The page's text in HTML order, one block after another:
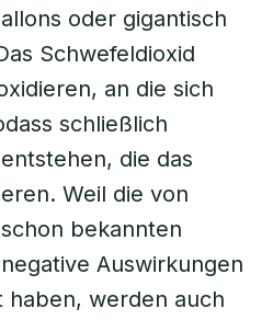
oder gigantisch
Schwefeldioxid
an die sich
schließlich
die das
Weil die von
bekannten
Auswirkungen
haben, werden auch